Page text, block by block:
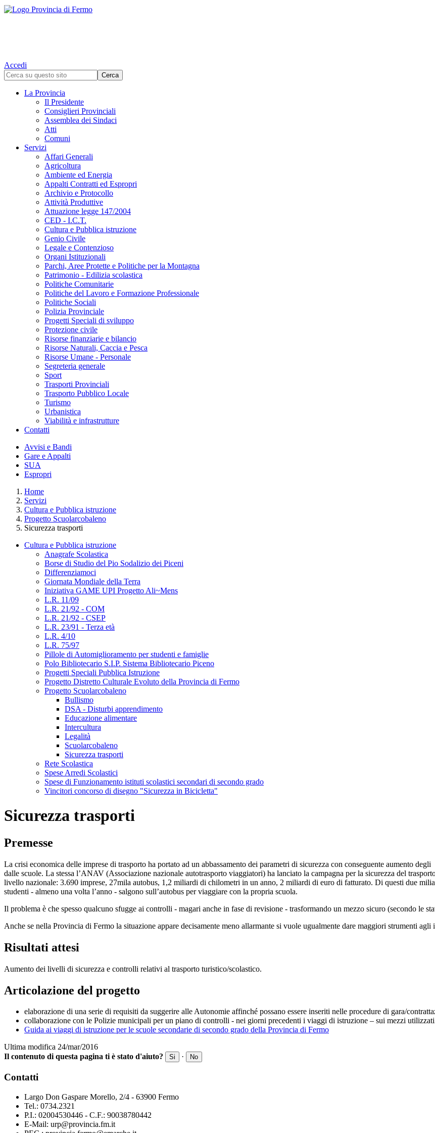
Accedi
La Provincia
Il Presidente
Consiglieri Provinciali
Assemblea dei Sindaci
Atti
Comuni
Servizi
Affari Generali
Agricoltura
Ambiente ed Energia
Appalti Contratti ed Espropri
Archivio e Protocollo
Attività Produttive
Attuazione legge 147/2004
CED - I.C.T.
Cultura e Pubblica istruzione
Genio Civile
Legale e Contenzioso
Organi Istituzionali
Parchi, Aree Protette e Politiche per la Montagna
Patrimonio - Edilizia scolastica
Politiche Comunitarie
Politiche del Lavoro e Formazione Professionale
Politiche Sociali
Polizia Provinciale
Progetti Speciali di sviluppo
Protezione civile
Risorse finanziarie e bilancio
Risorse Naturali, Caccia e Pesca
Risorse Umane - Personale
Segreteria generale
Sport
Trasporti Provinciali
Trasporto Pubblico Locale
Turismo
Urbanistica
Viabilità e infrastrutture
Contatti
Avvisi e Bandi
Gare e Appalti
SUA
Espropri
Home
Servizi
Cultura e Pubblica istruzione
Progetto Scuolarcobaleno
Sicurezza trasporti
Cultura e Pubblica istruzione
Anagrafe Scolastica
Borse di Studio del Pio Sodalizio dei Piceni
Differenziamoci
Giornata Mondiale della Terra
Iniziativa GAME UPI Progetto Ali~Mens
L.R. 11/09
L.R. 21/92 - COM
L.R. 21/92 - CSEP
L.R. 23/91 - Terza età
L.R. 4/10
L.R. 75/97
Pillole di Automiglioramento per studenti e famiglie
Polo Bibliotecario S.I.P. Sistema Bibliotecario Piceno
Progetti Speciali Pubblica Istruzione
Progetto Distretto Culturale Evoluto della Provincia di Fermo
Progetto Scuolarcobaleno
Bullismo
DSA - Disturbi apprendimento
Educazione alimentare
Intercultura
Legalità
Scuolarcobaleno
Sicurezza trasporti
Rete Scolastica
Spese Arredi Scolastici
Spese di Funzionamento istituti scolastici secondari di secondo grado
Vincitori concorso di disegno "Sicurezza in Bicicletta"
Sicurezza trasporti
Premesse
La crisi economica delle imprese di trasporto ha portato ad un abbassamento dei parametri di sicurezza con conseguente aumento
dalle scuole. La stessa l’ANAV (Associazione nazionale autotrasporto viaggiatori) ha lanciato la campagna per la sicurezza del
livello nazionale: 3.690 imprese, 27mila autobus, 1,2 miliardi di chilometri in un anno, 2 miliardi di euro di fatturato. Di questi due
studenti - almeno una volta l’anno - salgono sull’autobus per viaggiare con la propria scuola.
Il problema è che spesso qualcuno sfugge ai controlli - magari anche in fase di revisione - trasformando un mezzo sicuro (secondo le
Anche se nella Provincia di Fermo la situazione appare decisamente meno allarmante si vuole ugualmente dare maggiori strumenti
Risultati attesi
Aumento dei livelli di sicurezza e controlli relativi al trasporto turistico/scolastico.
Articolazione del progetto
elaborazione di una serie di requisiti da suggerire alle Autonomie affinché possano essere inseriti nelle procedure di gara/
collaborazione con le Polizie municipali per un piano di controlli - nei giorni precedenti i viaggi di istruzione – sui mezzi
Guida ai viaggi di istruzione per le scuole secondarie di secondo grado della Provincia di Fermo
Ultima modifica 24/mar/2016
Il contenuto di questa pagina ti è stato d'aiuto?
Si · No
Contatti
Largo Don Gaspare Morello, 2/4 - 63900 Fermo
Tel.: 0734.2321
P.I.: 02004530446 - C.F.: 90038780442
E-Mail: urp@provincia.fm.it